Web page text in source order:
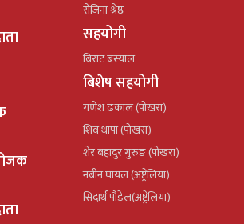
रोजिना श्रेष्ठ
सहयोगी
बिराट बस्याल
बिशेष सहयोगी
गणेश ढकाल (पोखरा)
शिव थापा (पोखरा)
शेर बहादुर गुरुङ (पोखरा)
नबीन घायल (अष्ट्रेलिया)
सिदार्थ पौडेल(अष्ट्रेलिया)